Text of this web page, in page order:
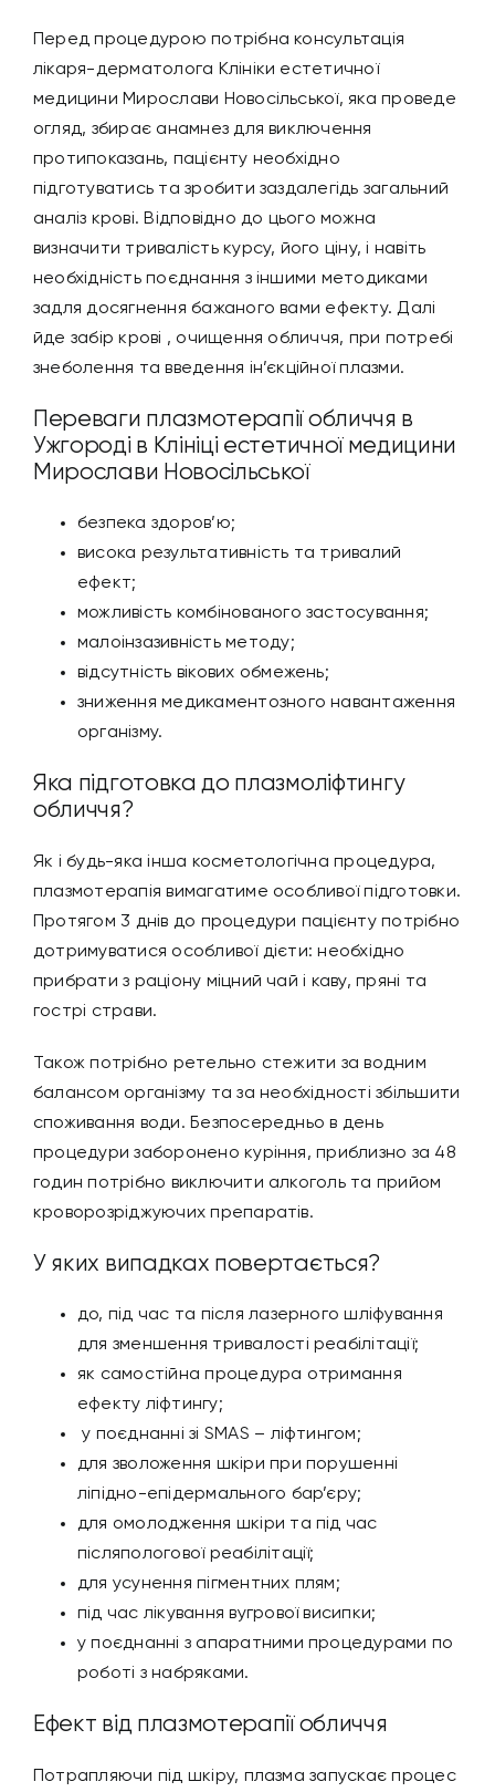
Перед процедурою потрібна консультація
лікаря-дерматолога Клініки естетичної
медицини Мирослави Новосільської, яка проведе
огляд, збирає анамнез для виключення
протипоказань, пацієнту необхідно
підготуватись та зробити заздалегідь загальний
аналіз крові. Відповідно до цього можна
визначити тривалість курсу, його ціну, і навіть
необхідність поєднання з іншими методиками
задля досягнення бажаного вами ефекту. Далі
йде забір крові , очищення обличчя, при потребі
знеболення та введення ін’єкційної плазми.
Переваги плазмотерапії обличчя в
Ужгороді в Клініці естетичної медицини
Мирослави Новосільської
безпека здоров’ю;
висока результативність та тривалий
ефект;
можливість комбінованого застосування;
малоінзазивність методу;
відсутність вікових обмежень;
зниження медикаментозного навантаження
організму.
Яка підготовка до плазмоліфтингу
обличчя?
Як і будь-яка інша косметологічна процедура,
плазмотерапія вимагатиме особливої підготовки.
Протягом 3 днів до процедури пацієнту потрібно
дотримуватися особливої дієти: необхідно
прибрати з раціону міцний чай і каву, пряні та
гострі страви.
Також потрібно ретельно стежити за водним
балансом організму та за необхідності збільшити
споживання води. Безпосередньо в день
процедури заборонено куріння, приблизно за 48
годин потрібно виключити алкоголь та прийом
кроворозріджуючих препаратів.
У яких випадках повертається?
до, під час та після лазерного шліфування
для зменшення тривалості реабілітації;
як самостійна процедура отримання
ефекту ліфтингу;
у поєднанні зі SMAS – ліфтингом;
для зволоження шкіри при порушенні
ліпідно-епідермального бар’єру;
для омолодження шкіри та під час
післяпологової реабілітації;
для усунення пігментних плям;
під час лікування вугрової висипки;
у поєднанні з апаратними процедурами по
роботі з набряками.
Ефект від плазмотерапії обличчя
Потрапляючи під шкіру, плазма запускає процес